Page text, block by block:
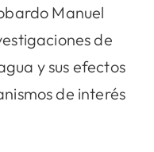
Manuel
de
y sus efectos
de interés